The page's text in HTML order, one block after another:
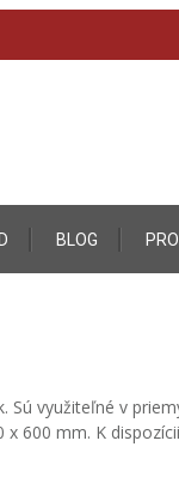
BLOG
využiteľné v
600 mm. K